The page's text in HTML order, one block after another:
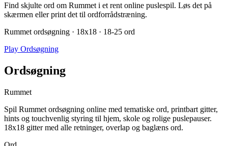
Find skjulte ord om Rummet i et rent online puslespil. Løs det på
skærmen eller print det til ordforrådstræning.
Rummet ordsøgning · 18x18 · 18-25 ord
Play Ordsøgning
Ordsøgning
Rummet
Spil Rummet ordsøgning online med tematiske ord, printbart gitter,
hints og touchvenlig styring til hjem, skole og rolige puslepauser.
18x18 gitter med alle retninger, overlap og baglæns ord.